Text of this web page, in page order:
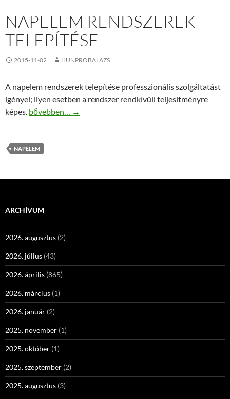
NAPELEM RENDSZEREK
TELEPÍTÉSE
2015-11-02 HUNPROBALAZS
A napelem rendszerek telepítése professzionális szolgáltatást
igényel; ilyen esetben a rendszer rendkívüli teljesítményre
képes. Napelem rendszerek telepítése
bővebben… →
NAPELEM
ARCHÍVUM
2026. augusztus (2)
2026. július (43)
2026. április (865)
2026. március (1)
2026. január (2)
2025. november (1)
2025. október (1)
2025. szeptember (2)
2025. augusztus (3)